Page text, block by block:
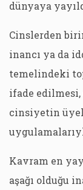
dünyaya
Cinslerden
inancı ya da
temelindeki
ifade edilmesi,
cinsiyetin
Kavram en
aşağı olduğu